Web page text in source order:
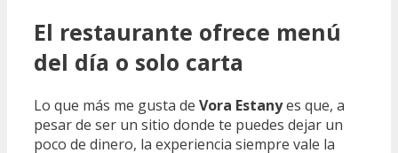
El restaurante ofrece menú
del día o solo carta
Lo que más me gusta de Vora Estanyes que, a
pesar de ser un sitio donde te puedes dejar un
poco de dinero, la experiencia siempre vale la